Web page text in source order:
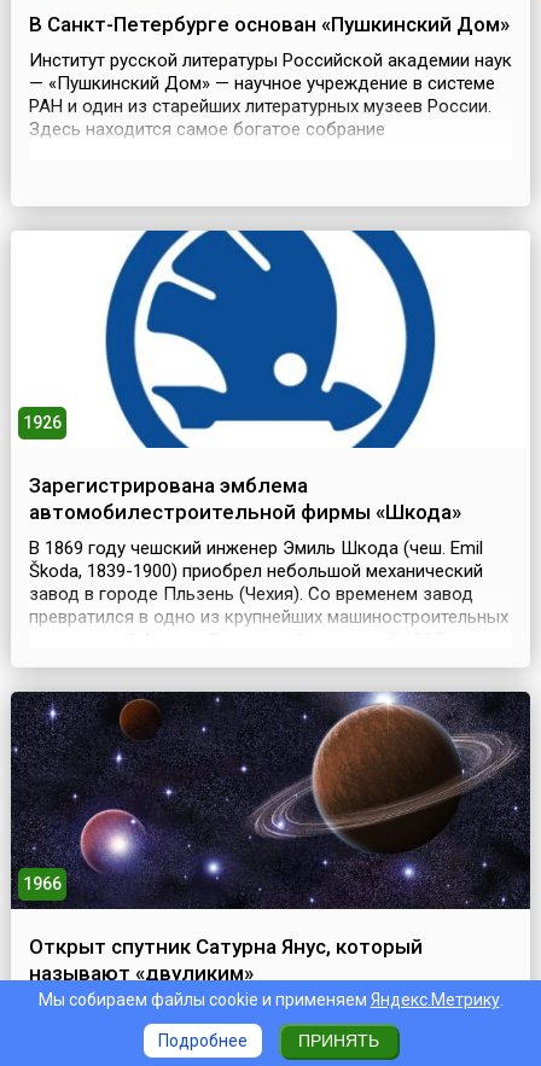
В Санкт-Петербурге основан «Пушкинский Дом»
Институт русской литературы Российской академии наук
— «Пушкинский Дом» — научное учреждение в системе
РАН и один из старейших литературных музеев России.
Здесь находится самое богатое собрание
размещался в пом...
1926
Зарегистрирована эмблема
автомобилестроительной фирмы «Шкода»
В 1869 году чешский инженер Эмиль Шкода (чеш. Emil
Škoda, 1839-1900) приобрел небольшой механический
завод в городе Пльзень (Чехия). Со временем завод
превратился в одно из крупнейших машиностроительных
там началось изготовление тяжелых армейских
Венгрии, с 1919 года, завод «Шкода» (Škoda Auto)...
1966
Открыт спутник Сатурна Янус, который
называют «двуликим»
15 декабря 1966 года французский астроном Одуэн
Дольфус наблюдал спутник Сатурна, который назвал
Янусом (лат. Janus), в честь одноименного бога из
Мы собираем файлы cookie и применяем Яндекс.Метрику.
Подробнее ПРИНЯТЬ